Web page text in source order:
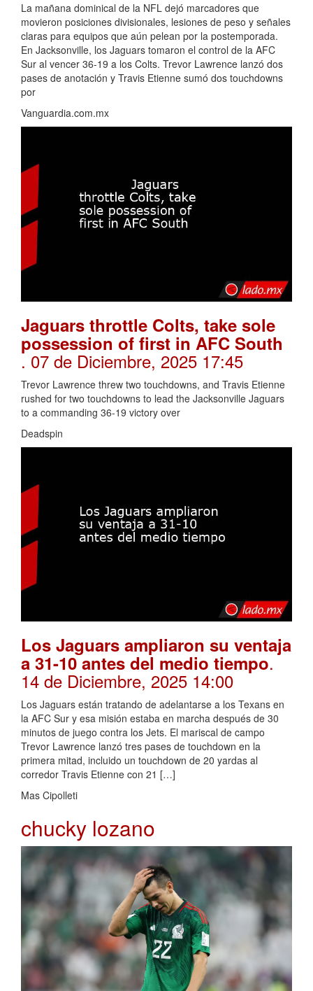
La mañana dominical de la NFL dejó marcadores que
movieron posiciones divisionales, lesiones de peso y señales
claras para equipos que aún pelean por la postemporada.
En Jacksonville, los Jaguars tomaron el control de la AFC
Sur al vencer 36-19 a los Colts. Trevor Lawrence lanzó dos
pases de anotación y Travis Etienne sumó dos touchdowns
por
Vanguardia.com.mx
Jaguars throttle Colts, take sole
possession of first in AFC South
. 07 de Diciembre, 2025 17:45
Trevor Lawrence threw two touchdowns, and Travis Etienne
rushed for two touchdowns to lead the Jacksonville Jaguars
to a commanding 36-19 victory over
Deadspin
Los Jaguars ampliaron su ventaja
a 31-10 antes del medio tiempo.
14 de Diciembre, 2025 14:00
Los Jaguars están tratando de adelantarse a los Texans en
la AFC Sur y esa misión estaba en marcha después de 30
minutos de juego contra los Jets. El mariscal de campo
Trevor Lawrence lanzó tres pases de touchdown en la
primera mitad, incluido un touchdown de 20 yardas al
corredor Travis Etienne con 21 […]
Mas Cipolleti
chucky lozano